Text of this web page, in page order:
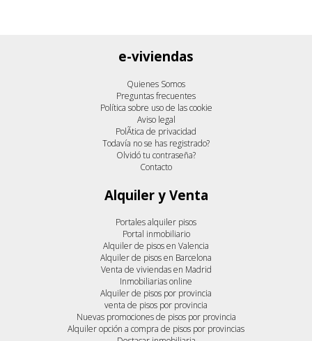
e-viviendas
Quienes Somos
Preguntas frecuentes
Política sobre uso de las cookie
Aviso legal
PolÃ­tica de privacidad
Todavía no se has registrado?
Olvidó tu contraseña?
Contacto
Alquiler y Venta
Portales alquiler pisos
Portal inmobiliario
Alquiler de pisos en Valencia
Alquiler de pisos en Barcelona
Venta de viviendas en Madrid
Inmobiliarias online
Alquiler de pisos por provincia
venta de pisos por provincia
Nuevas promociones de pisos por provincia
Alquiler opción a compra de pisos por provincias